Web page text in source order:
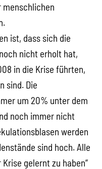
menschlichen
ist, dass sich die
nicht erholt hat,
in die Krise führten,
sind. Die
um 20% unter dem
noch immer nicht
werden
sind hoch. Alle
gelernt zu haben“